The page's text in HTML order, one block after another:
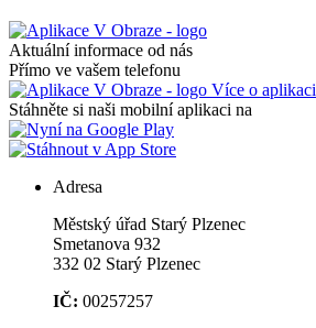
Aktuální informace od nás
Přímo ve vašem telefonu
Více o aplikaci
Stáhněte si naši mobilní aplikaci na
Adresa
Městský úřad Starý Plzenec
Smetanova 932
332 02 Starý Plzenec
IČ: 00257257